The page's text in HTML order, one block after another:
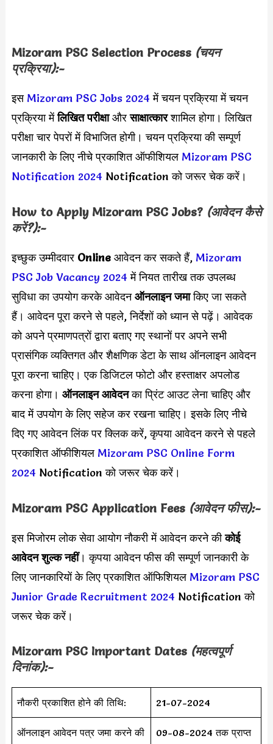
Mizoram PSC Selection Process (चयन
प्रक्रिया):-
इस Mizoram PSC Jobs 2024 में चयन प्रक्रिया में चयन
प्रक्रिया मेंलिखित परीक्षाऔरसाक्षात्कारशामिल होगा। लिखित
परीक्षा चार पेपरों में विभाजित होगी। चयन प्रक्रिया की सम्पूर्ण
जानकारी के लिए नीचे प्रकाशित ऑफीशियल Mizoram PSC
Notification 2024 Notification को जरूर चेक करें।
How to Apply Mizoram PSC Jobs?(आवेदन कैसे
करें?):-
इच्छुक उम्मीदवार Online आवेदन कर सकते हैं, Mizoram
PSC Job Vacancy 2024 में नियत तारीख तक उपलब्ध
सुविधा का उपयोग करके आवेदनऑनलाइन जमाकिए जा सकते
हैं। आवेदन पूरा करने से पहले, निर्देशों को ध्यान से पढ़ें। आवेदक
को अपने प्रमाणपत्रों द्वारा बताए गए स्थानों पर अपने सभी
प्रासंगिक व्यक्तिगत और शैक्षणिक डेटा के साथ ऑनलाइन आवेदन
पूरा करना चाहिए। एक डिजिटल फोटो और हस्ताक्षर अपलोड
करना होगा। ऑनलाइन आवेदनका प्रिंट आउट लेना चाहिए और
बाद में उपयोग के लिए सहेज कर रखना चाहिए। इसके लिए नीचे
दिए गए आवेदन लिंक पर क्लिक करें, कृपया आवेदन करने से पहले
प्रकाशित ऑफीशियल Mizoram PSC Online Form
2024 Notification को जरूर चेक करें।
Mizoram PSC Application Fees (आवेदन फीस):-
इस मिजोरम लोक सेवा आयोग नौकरी में आवेदन करने कीकोई
आवेदन शुल्क नहीं। कृपया आवेदन फीस की सम्पूर्ण जानकारी के
लिए जानकारियों के लिए प्रकाशित ऑफिशियल Mizoram PSC
Junior Grade Recruitment 2024 Notification को
जरूर चेक करें।
Mizoram PSC Important Dates (महत्वपूर्ण
दिनांक):-
नौकरी प्रकाशित होने की तिथि: 21-07-2024
ऑनलाइन आवेदन पत्र जमा करने की
09-08-2024 तक प्राप्त